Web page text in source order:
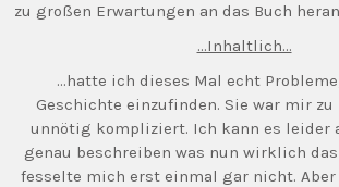
zu großen Erwartungen an das Buch
…Inhaltlich…
…hatte ich dieses Mal echt
Geschichte einzufinden. Sie war mir
unnötig kompliziert. Ich kann es leider
genau beschreiben was nun wirklich das
fesselte mich erst einmal gar nicht.